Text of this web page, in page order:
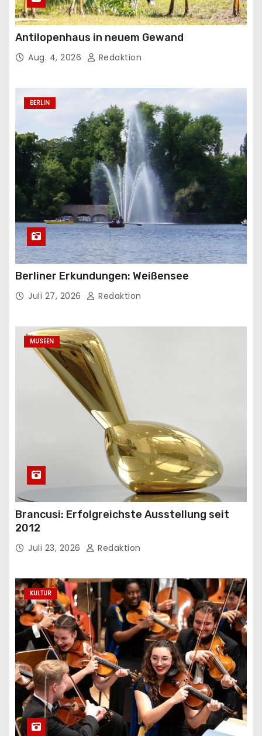
Antilopenhaus in neuem Gewand
Aug. 4, 2026 Redaktion
BERLIN
Berliner Erkundungen: Weißensee
Juli 27, 2026 Redaktion
MUSEEN
Brancusi: Erfolgreichste Ausstellung seit
2012
Juli 23, 2026 Redaktion
KULTUR